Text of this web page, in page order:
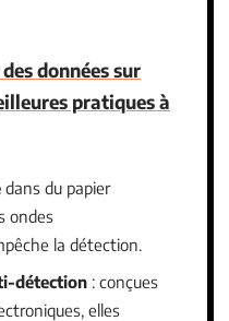
données sur
pratiques à
dans du papier
ondes
la détection.
détection : conçues
elles